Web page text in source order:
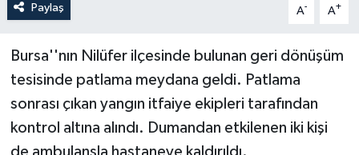
Paylaş A- A+
Bursa''nın Nilüfer ilçesinde bulunan geri dönüşüm
tesisinde patlama meydana geldi. Patlama
sonrası çıkan yangın itfaiye ekipleri tarafından
kontrol altına alındı. Dumandan etkilenen iki kişi
de ambulansla hastaneye kaldırıldı.